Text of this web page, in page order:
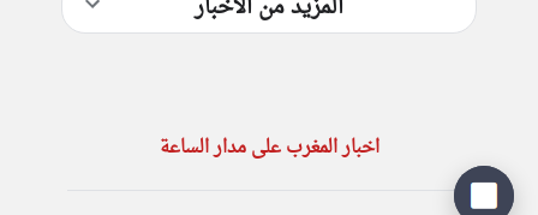
اخبار المغرب على مدار الساعة